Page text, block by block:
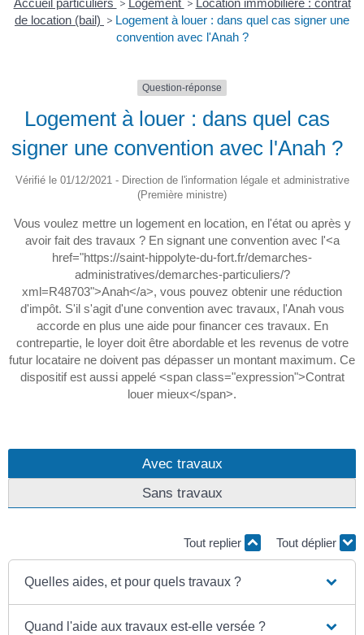
Accueil particuliers > Logement > Location immobilière : contrat
de location (bail) > Logement à louer : dans quel cas signer une
convention avec l'Anah ?
Question-réponse
Logement à louer : dans quel cas
signer une convention avec l'Anah ?
Vérifié le 01/12/2021 - Direction de l'information légale et administrative
(Première ministre)
Vous voulez mettre un logement en location, en l'état ou après y
avoir fait des travaux ? En signant une convention avec l'<a
href="https://saint-hippolyte-du-fort.fr/demarches-
administratives/demarches-particuliers/?
xml=R48703">Anah</a>, vous pouvez obtenir une réduction
d'impôt. S'il s'agit d'une convention avec travaux, l'Anah vous
accorde en plus une aide pour financer ces travaux. En
contrepartie, le loyer doit être abordable et les revenus de votre
futur locataire ne doivent pas dépasser un montant maximum. Ce
dispositif est aussi appelé <span class="expression">Contrat
louer mieux</span>.
Avec travaux
Sans travaux
Tout replier Tout déplier
Quelles aides, et pour quels travaux ?
Quand l'aide aux travaux est-elle versée ?